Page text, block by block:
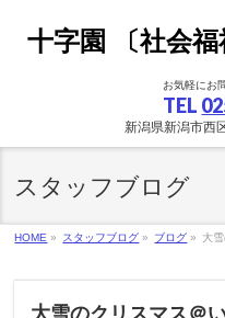
十字園 〔社会福
お気軽にお
TEL
新潟県新潟市西
スタッフブログ
HOME » スタッフブログ » ブログ » 大
大雪のクリスマス＠